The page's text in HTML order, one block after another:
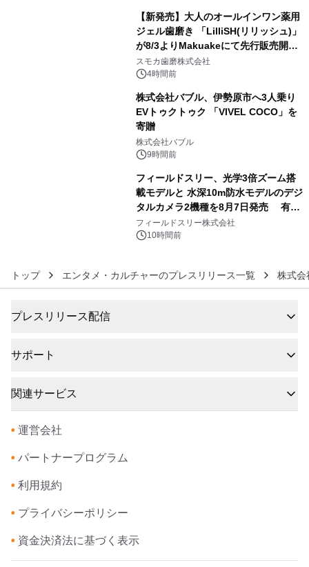
【新発売】大人のオールインワン薬用
ジェル歯磨き 「LilliSH(リリッシュ)」
が8/3よりMakuakeにて先行販売開
始！
スモカ歯磨株式会社
4時間前
株式会社バブル、伊勢原市へ3人乗り
EVトゥクトゥク 「VIVEL COCO」を
寄贈
株式会社バブル
9時間前
フィールドスリー、光学3倍ズーム搭
載モデルと 水深10m防水モデルのデジ
タルカメラ2機種を8月7日発売 有効
約1300万画素、用途別に選べるコンデ
ジ新登場
フィールドスリー株式会社
10時間前
トップ エンタメ・カルチャーのプレスリリース一覧 株式会
プレスリリース配信
サポート
関連サービス
• 運営会社
• パートナープログラム
• 利用規約
• プライバシーポリシー
• 資金決済法に基づく表示